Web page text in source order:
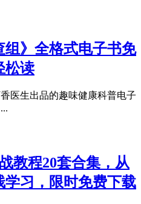
组》全格式电子书免
松读
医生出品的趣味健康科普电子
教程20套合集，从
习，限时免费下载